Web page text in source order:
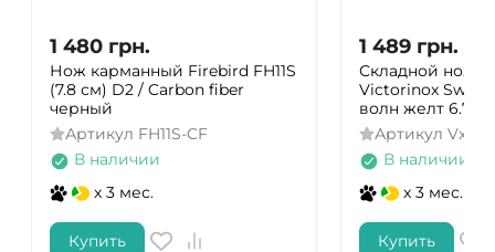
1 480 грн.
Нож карманный Firebird FH11S
(7.8 см) D2 / Carbon fiber
черный
Артикул FH11S-CF
В наличии
x 3 мес.
Купить
1 489 грн.
Складной нож
Victorinox Swiss
волн желт
Артикул
В наличии
x 3 мес.
Купить